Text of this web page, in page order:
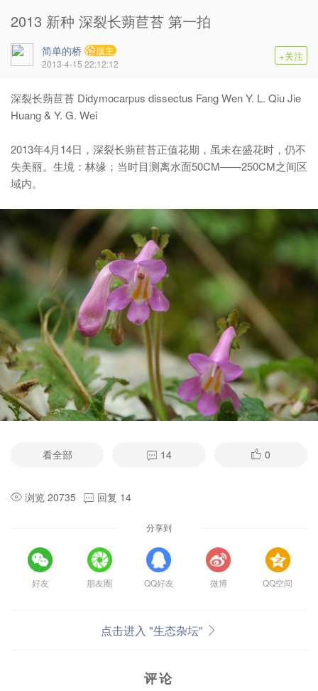
2013 新种 深裂长蒴苣苔 第一拍
简单的桥
版主
2013-4-15 22:12:12
+关注
深裂长蒴苣苔 Didymocarpus dissectus Fang Wen Y. L. Qiu Jie
Huang & Y. G. Wei
2013年4月14日，深裂长蒴苣苔正值花期，虽未在盛花时，仍不
失美丽。生境：林缘；当时目测离水面50CM——250CM之间区
域内。
看全部 14 0
浏览 20735 回复 14
分享到
好友 朋友圈 QQ好友 微博 QQ空间
点击进入 "生态杂坛"
评论